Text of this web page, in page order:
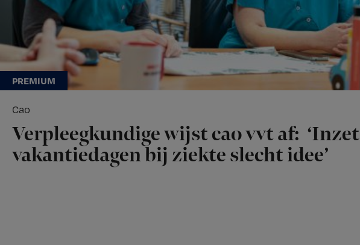
Cao
Verpleegkundige wijst cao vvt af: ‘Inzet
vakantiedagen bij ziekte slecht idee’